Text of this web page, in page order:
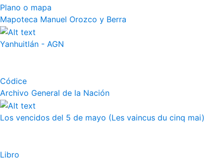
Plano o mapa
Mapoteca Manuel Orozco y Berra
Yanhuitlán - AGN
Códice
Archivo General de la Nación
Los vencidos del 5 de mayo (Les vaincus du cinq mai)
Libro